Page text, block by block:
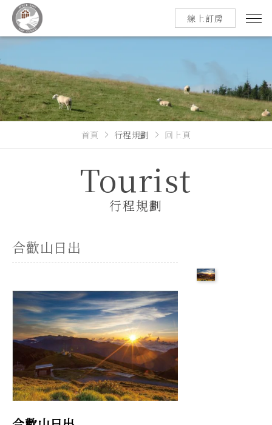
首頁 行程規劃 回上頁
Tourist
行程規劃
合歡山日出
線上訂房